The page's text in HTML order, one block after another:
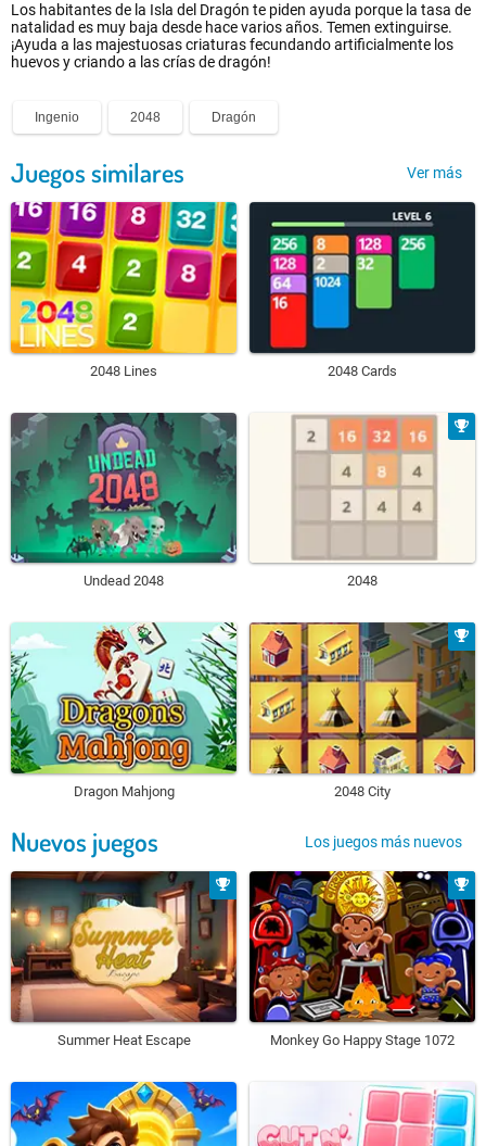
Los habitantes de la Isla del Dragón te piden ayuda porque la tasa de
natalidad es muy baja desde hace varios años. Temen extinguirse.
¡Ayuda a las majestuosas criaturas fecundando artificialmente los
huevos y criando a las crías de dragón!
Ingenio 2048 Dragón
Juegos similares Ver más
2048 Lines 2048 Cards
Undead 2048 2048
Dragon Mahjong 2048 City
Nuevos juegos Los juegos más nuevos
Summer Heat Escape Monkey Go Happy Stage 1072